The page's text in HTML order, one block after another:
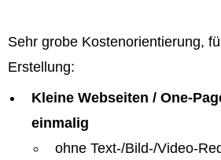
Sehr grobe Kostenorientierung,
Erstellung:
Kleine Webseiten / One-
einmalig
ohne Text-/Bild-/Video-